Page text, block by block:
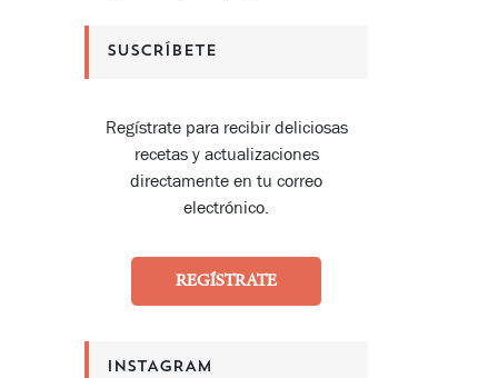
SUSCRÍBETE
Regístrate para recibir deliciosas
recetas y actualizaciones
directamente en tu correo
electrónico.
REGÍSTRATE
INSTAGRAM